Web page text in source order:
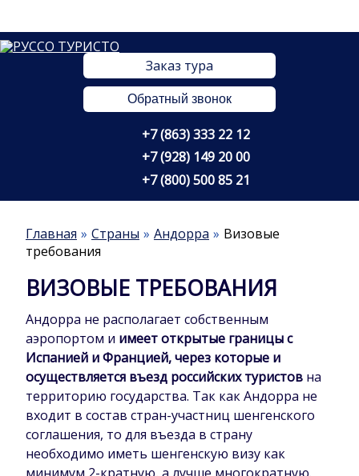
Заказ тура
Обратный звонок
+7 (863) 333 22 12
+7 (928) 149 20 00
+7 (800) 500 85 21
Главная Страны Андорра
Визовые
требования
ВИЗОВЫЕ ТРЕБОВАНИЯ
Андорра не располагает собственным
аэропортом и имеет открытые границы с
Испанией и Францией, через которые и
осуществляется въезд российских туристовна
территорию государства. Так как Андорра не
входит в состав стран-участниц шенгенского
соглашения, то для въезда в страну
необходимо иметь шенгенскую визу как